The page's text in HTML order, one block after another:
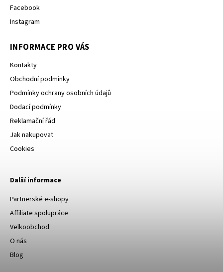
Facebook
Instagram
INFORMACE PRO VÁS
Kontakty
Obchodní podmínky
Podmínky ochrany osobních údajů
Dodací podmínky
Reklamační řád
Jak nakupovat
Cookies
Další informace
Partnerské e-shopy
Affiliate spolupráce
Velkoobchod
O nás
Blog